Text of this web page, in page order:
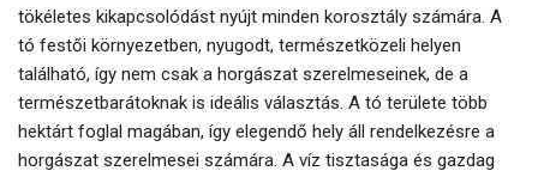
tökéletes kikapcsolódást nyújt minden korosztály számára. A
tó festői környezetben, nyugodt, természetközeli helyen
található, így nem csak a horgászat szerelmeseinek, de a
természetbarátoknak is ideális választás. A tó területe több
hektárt foglal magában, így elegendő hely áll rendelkezésre a
horgászat szerelmesei számára. A víz tisztasága és gazdag